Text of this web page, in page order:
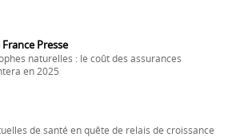
France Presse
naturelles : le coût des assurances
en 2025
de santé en quête de relais de croissance